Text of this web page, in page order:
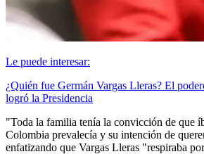
Le puede interesar:
¿Quién fue Germán Vargas Lleras? El
logró la Presidencia
"Toda la familia tenía la convicción de que
Colombia prevalecía y su intención de
enfatizando que Vargas Lleras "respiraba